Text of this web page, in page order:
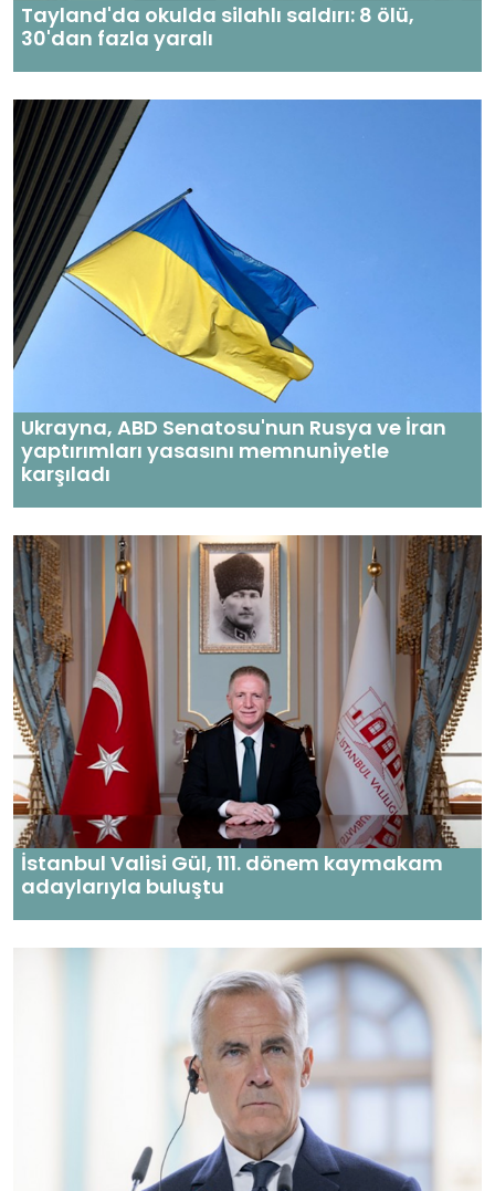
Tayland'da okulda silahlı saldırı: 8 ölü,
30'dan fazla yaralı
Ukrayna, ABD Senatosu'nun Rusya ve İran
yaptırımları yasasını memnuniyetle
karşıladı
İstanbul Valisi Gül, 111. dönem kaymakam
adaylarıyla buluştu